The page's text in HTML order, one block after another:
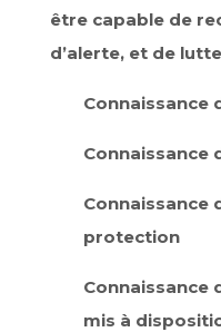
être capable de
d’alerte, et de
Connaissance
Connaissance
Connaissance
protection
Connaissance
mis à